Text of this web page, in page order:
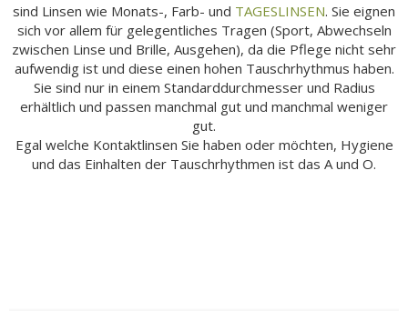
sind Linsen wie Monats-, Farb- und TAGESLINSEN. Sie eignen
sich vor allem für gelegentliches Tragen (Sport, Abwechseln
zwischen Linse und Brille, Ausgehen), da die Pflege nicht sehr
aufwendig ist und diese einen hohen Tauschrhythmus haben.
Sie sind nur in einem Standarddurchmesser und Radius
erhältlich und passen manchmal gut und manchmal weniger
gut.
Egal welche Kontaktlinsen Sie haben oder möchten, Hygiene
und das Einhalten der Tauschrhythmen ist das A und O.